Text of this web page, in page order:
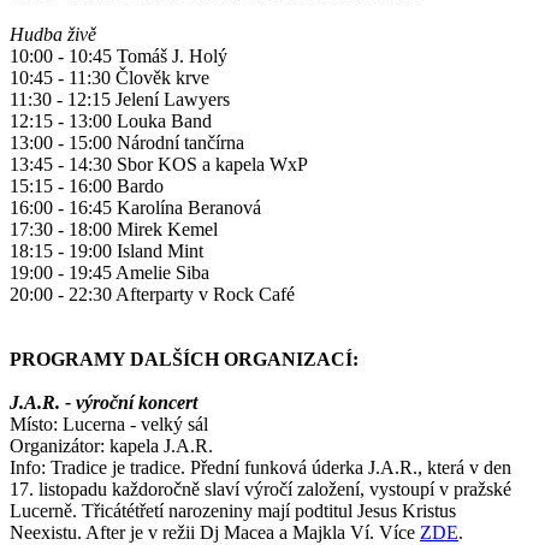
Hudba živě
10:00 - 10:45 Tomáš J. Holý
10:45 - 11:30 Člověk krve
11:30 - 12:15 Jelení Lawyers
12:15 - 13:00 Louka Band
13:00 - 15:00 Národní tančírna
13:45 - 14:30 Sbor KOS a kapela WxP
15:15 - 16:00 Bardo
16:00 - 16:45 Karolína Beranová
17:30 - 18:00 Mirek Kemel
18:15 - 19:00 Island Mint
19:00 - 19:45 Amelie Siba
20:00 - 22:30 Afterparty v Rock Café
PROGRAMY DALŠÍCH ORGANIZACÍ:
J.A.R. - výroční koncert
Místo: Lucerna - velký sál
Organizátor: kapela J.A.R.
Info: Tradice je tradice. Přední funková úderka J.A.R., která v den
17. listopadu každoročně slaví výročí založení, vystoupí v pražské
Lucerně. Třicátétřetí narozeniny mají podtitul Jesus Kristus
Neexistu. After je v režii Dj Macea a Majkla Ví. Více ZDE.